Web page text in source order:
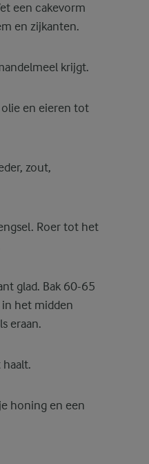
een cakevorm
en zijkanten.
krijgt.
en eieren tot
zout,
Roer tot het
glad. Bak 60-65
het midden
eraan.
honing en een